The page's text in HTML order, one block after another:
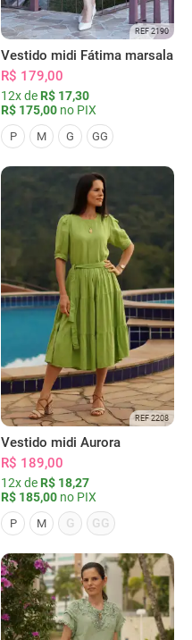
REF 2190
Vestido midi Fátima marsala
R$ 179,00
12x de R$ 17,30
R$ 175,00 no PIX
P M G GG
REF 2208
Vestido midi Aurora
R$ 189,00
12x de R$ 18,27
R$ 185,00 no PIX
P M G GG